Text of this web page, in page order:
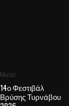
Music
14ο Φεστιβάλ
Βρύσης Τυρνάβου